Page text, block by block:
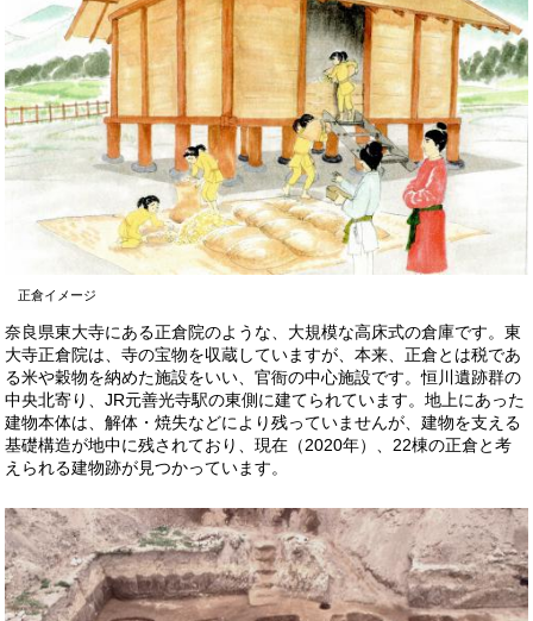
正倉イメージ
奈良県東大寺にある正倉院のような、大規模な高床式の倉庫です。東
大寺正倉院は、寺の宝物を収蔵していますが、本来、正倉とは税であ
る米や穀物を納めた施設をいい、官衙の中心施設です。恒川遺跡群の
中央北寄り、JR元善光寺駅の東側に建てられています。地上にあった
建物本体は、解体・焼失などにより残っていませんが、建物を支える
基礎構造が地中に残されており、現在（2020年）、22棟の正倉と考
えられる建物跡が見つかっています。